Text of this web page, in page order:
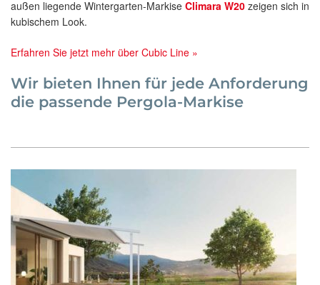
außen liegende Wintergarten-Markise Climara W20 zeigen sich in
kubischem Look.
Erfahren Sie jetzt mehr über Cubic Line »
Wir bieten Ihnen für jede Anforderung
die passende Pergola-Markise